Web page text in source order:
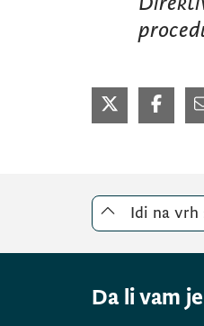
Idi na vrh
Da li vam